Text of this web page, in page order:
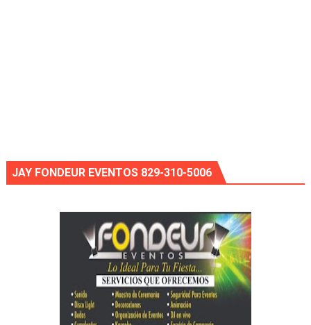
JAY FONDEUR EVENTOS 829-310-5006